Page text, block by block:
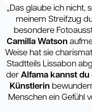
„Das glaube ich nicht,
meinem Streifzug
besondere
Camilla Watson
Weise hat sie
Stadtteils Lissabon
der Alfama kannst
Künstlerin
Menschen ein Gefühl